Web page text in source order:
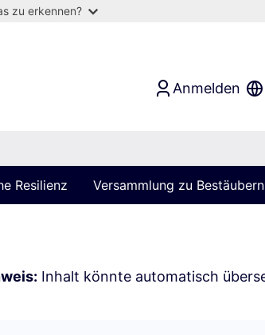
zu erkennen?
Anmelden
Resilienz Versammlung zu Bestäubern
Inhalt könnte automatisch